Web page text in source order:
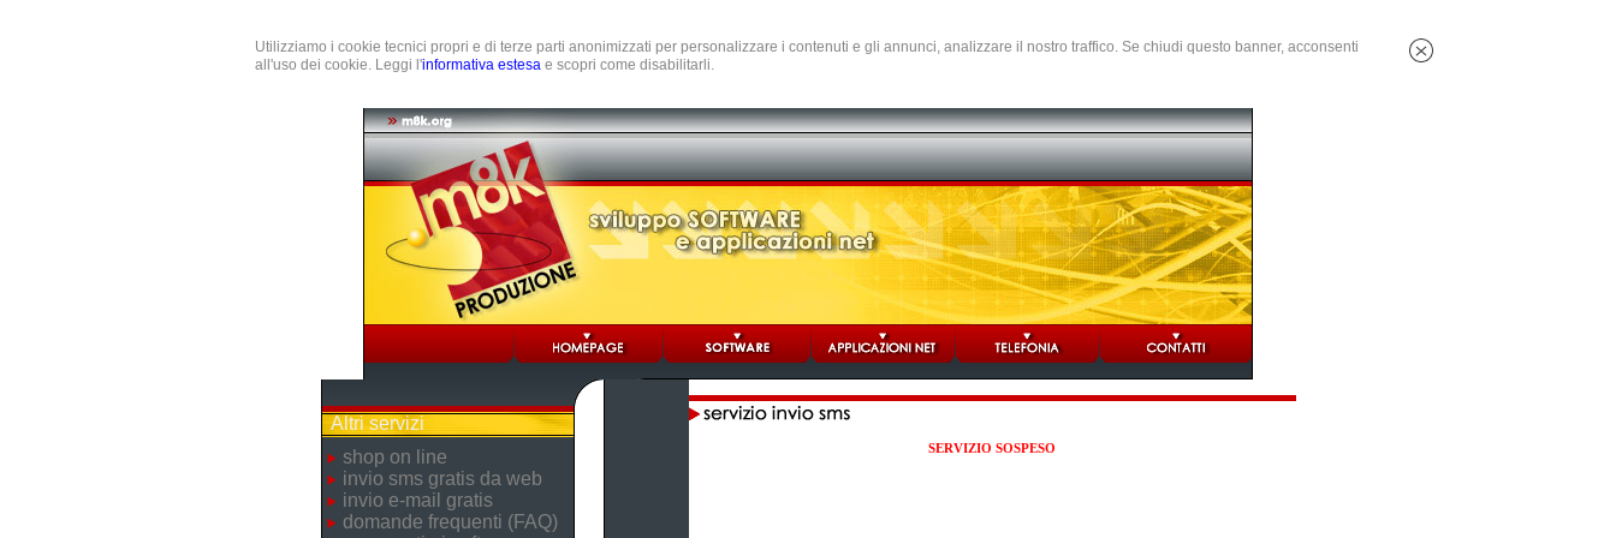
Utilizziamo i cookie tecnici propri e di terze parti anonimizzati per personalizzare i contenuti e gli annunci, analizzare il nostro traffico. Se chiudi questo banner, acconsenti
all'uso dei cookie. Leggi l'informativa estesa e scopri come disabilitarli.
Altri servizi
shop on line
invio sms gratis da web
invio e-mail gratis
domande frequenti (FAQ)
SERVIZIO SOSPESO